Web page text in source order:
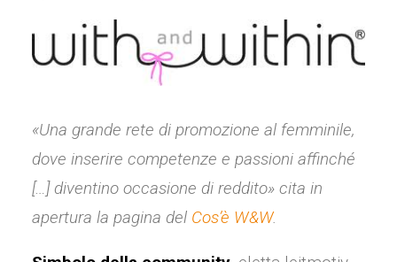
«Una grande rete di promozione al femminile,
dove inserire competenze e passioni affinché
[…] diventino occasione di reddito» cita in
apertura la pagina del Cos’è W&W.